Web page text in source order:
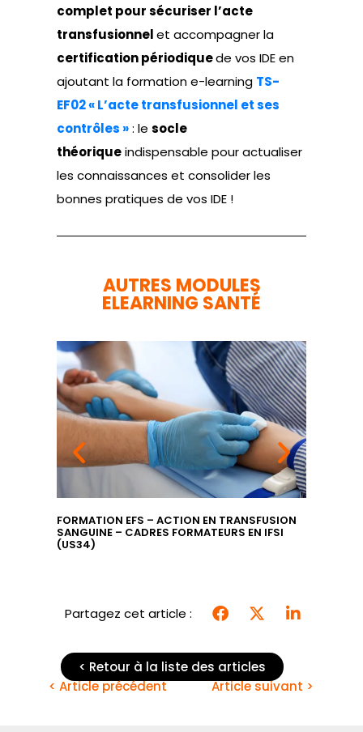
complet pour sécuriser l’acte
transfusionnelet accompagner la
certification périodiquede vos IDE en
ajoutant la formation e-learning TS-
EF02 « L’acte transfusionnel et ses
contrôles »: le socle
théoriqueindispensable pour actualiser
les connaissances et consolider les
bonnes pratiques de vos IDE !
AUTRES MODULES
ELEARNING SANTÉ
FORMATION EFS – ACTION EN TRANSFUSION
SANGUINE – CADRES FORMATEURS EN IFSI
(US34)
Partagez cet article :
< Retour à la liste des articles
< Article précédent
Article suivant >